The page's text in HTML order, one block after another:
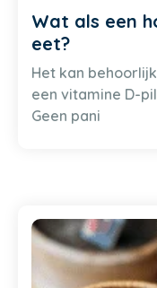
Wat als een
eet?
Het kan
een vitamine D-
Geen pani